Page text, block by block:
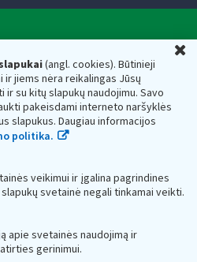
(angl. cookies). Būtinieji
jiems nėra reikalingas Jūsų
su kitų slapukų naudojimu. Savo
pakeisdami interneto naršyklės
slapukus. Daugiau informacijos
politika.
veikimui ir įgalina pagrindines
svetainė negali tinkamai veikti.
apie svetainės naudojimą ir
gerinimui.
prie Lietuvos
kodas — 188659752,
01107 Vilnius, Lietuva, el.paštas:
adresas 188659752
inspekciją prie Lietuvos
kaupiami ir saugomi Juridinių